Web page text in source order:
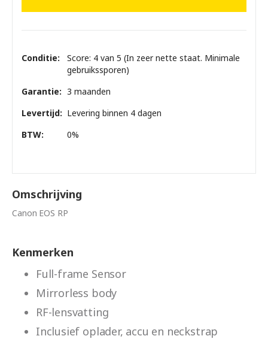
Conditie:
Score: 4 van 5 (In zeer nette staat. Minimale
gebruikssporen)
Garantie: 3 maanden
Levertijd: Levering binnen 4 dagen
BTW:
0%
Omschrijving
Canon EOS RP
Kenmerken
Full-frame Sensor
Mirrorless body
RF-lensvatting
Inclusief oplader, accu en neckstrap